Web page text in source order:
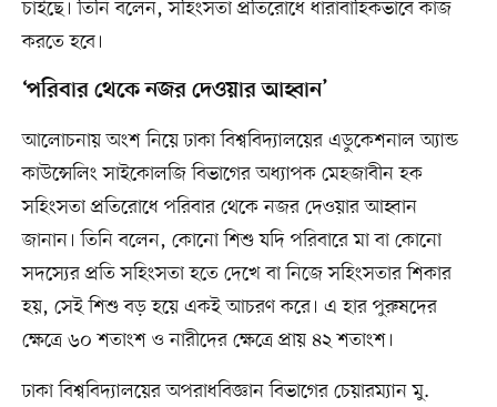
চাইছে। তিনি বলেন, সহিংসতা প্রতিরোধে ধারাবাহিকভাবে কাজ
করতে হবে।
‘পরিবার থেকে নজর দেওয়ার আহ্বান’
আলোচনায় অংশ নিয়ে ঢাকা বিশ্ববিদ্যালয়ের এডুকেশনাল অ্যান্ড
কাউন্সেলিং সাইকোলজি বিভাগের অধ্যাপক মেহজাবীন হক
সহিংসতা প্রতিরোধে পরিবার থেকে নজর দেওয়ার আহ্বান
জানান। তিনি বলেন, কোনো শিশু যদি পরিবারে মা বা কোনো
সদস্যের প্রতি সহিংসতা হতে দেখে বা নিজে সহিংসতার শিকার
হয়, সেই শিশু বড় হয়ে একই আচরণ করে। এ হার পুরুষদের
ক্ষেত্রে ৬০ শতাংশ ও নারীদের ক্ষেত্রে প্রায় ৪২ শতাংশ।
ঢাকা বিশ্ববিদ্যালয়ের অপরাধবিজ্ঞান বিভাগের চেয়ারম্যান মু.